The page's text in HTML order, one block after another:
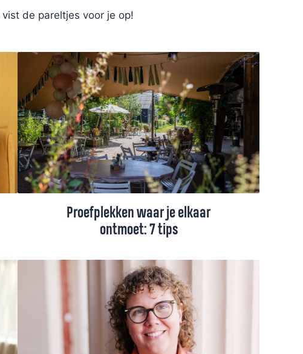
vist de pareltjes voor je op!
Proefplekken waar je elkaar
ontmoet: 7 tips
Op deze locaties in Nederland –
proefplekken of pioniersplekken genoemd
– ervaar je ontmoeting, zingeving en
inspiratie op verrassend nieuwe of juist
eeuwenoude manieren.